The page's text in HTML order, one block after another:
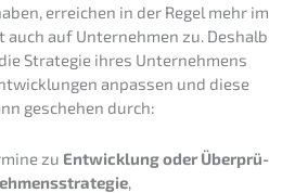
errei­chen in der Regel mehr im
auch auf Unter­neh­men zu. Deshalb
Strate­gie ihres Unter­neh­mens
anpas­sen und diese
gesche­hen durch:
zu Entwick­lung oder Überprü­
,